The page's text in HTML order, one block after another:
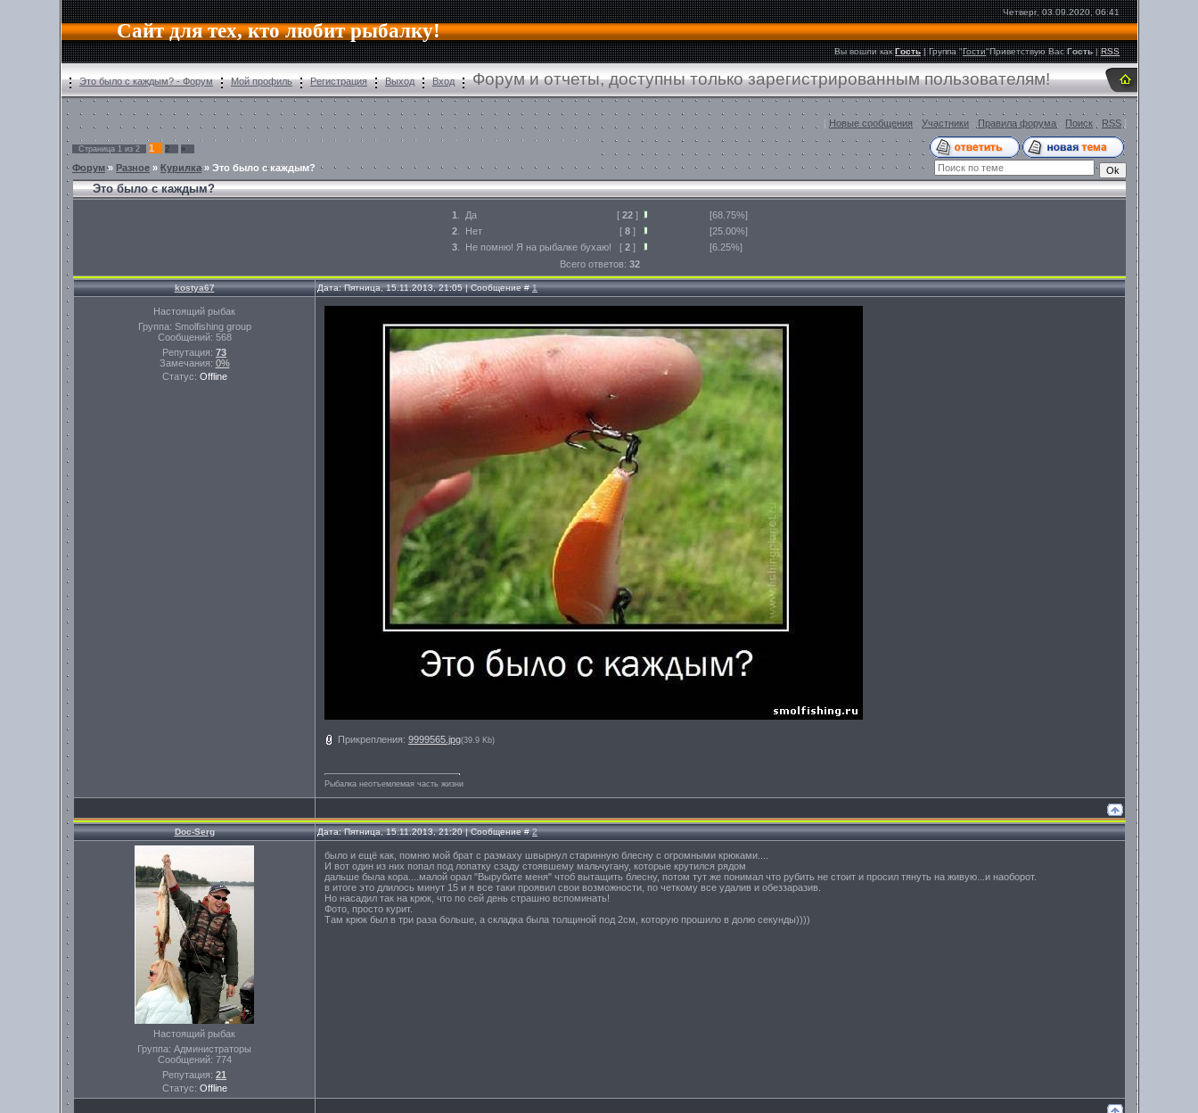
Сайт для тех, кто любит рыбалку!
Четверг, 03.09.2020, 06:41
Вы вошли как Гость|Группа"Гости"Приветствую Вас Гость |RSS
Это было с каждым? - Форум Мой профиль Регистрация Выход Вход Форум и отчеты, доступны только зарегистрированным пользователям!
[ Новые сообщения Участники Правила форума Поиск RSS ]
Страница 1 из 2 1 2 »
Форум» Разное » Курилка» Это было с каждым?
Это было с каждым?
1 Да [ 22]
[68.75%]
2. Нет [ 8]
[25.00%]
3. Не помню! Я на рыбалке бухаю! [ 2]
[6.25%]
Всего ответов: 32
kostya67 Дата: Пятница, 15.11.2013, 21:05 | Сообщение #1
Настоящий рыбак
Группа: Smolfishing group
Сообщений: 568
Репутация: 73
Замечания: 0%
Статус: Offline
Прикрепления: 9999565.jpg(39.9 Kb)
Рыбалка неотъемлемая часть жизни
Doc-Serg Дата: Пятница, 15.11.2013, 21:20 | Сообщение #2
Настоящий рыбак
Группа: Администраторы
Сообщений: 774
Репутация: 21
Статус: Offline
было и ещё как, помню мой брат с размаху швырнул старинную блесну с огромными крюками....
И вот один из них попал под лопатку сзаду стоявшему мальчугану, которые крутился рядом
дальше была кора....малой орал "Вырубите меня" чтоб вытащить блесну, потом тут же понимал что рубить не стоит и просил тянуть на живую...и наоборот.
в итоге это длилось минут 15 и я все таки проявил свои возможности, по четкому все удалив и обеззаразив.
Но насадил так на крюк, что по сей день страшно вспоминать!
Фото, просто курит.
Там крюк был в три раза больше, а складка была толщиной под 2см, которую прошило в долю секунды))))